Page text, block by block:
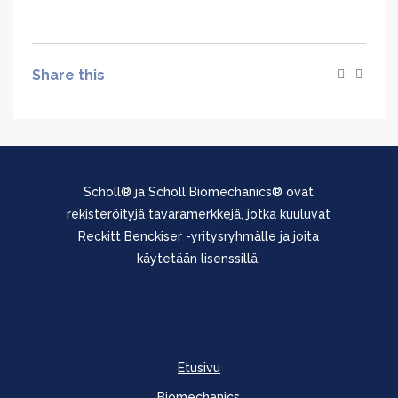
Share this
Scholl® ja Scholl Biomechanics® ovat
rekisteröityjä tavaramerkkejä, jotka kuuluvat
Reckitt Benckiser -yritysryhmälle ja joita
käytetään lisenssillä.
Etusivu